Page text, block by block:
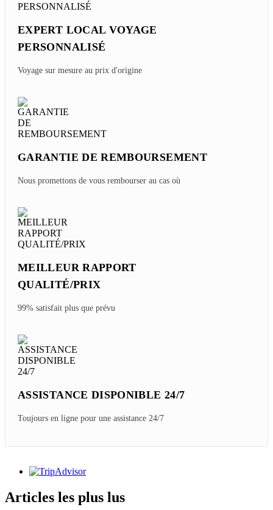
EXPERT LOCAL VOYAGE
PERSONNALISÉ
Voyage sur mesure au prix d'origine
GARANTIE DE REMBOURSEMENT
Nous promettons de vous rembourser au cas où
MEILLEUR RAPPORT
QUALITÉ/PRIX
99% satisfait plus que prévu
ASSISTANCE DISPONIBLE 24/7
Toujours en ligne pour une assistance 24/7
Articles les plus lus